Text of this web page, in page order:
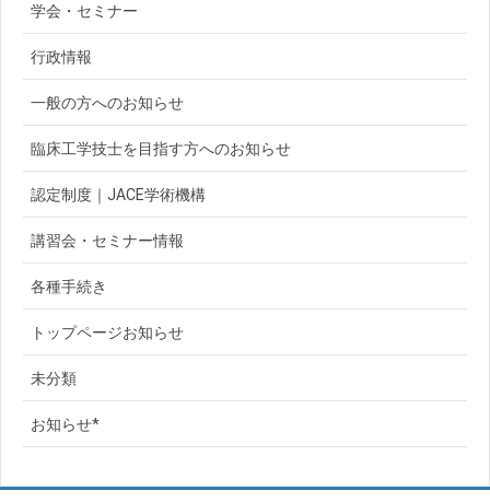
学会・セミナー
行政情報
一般の方へのお知らせ
臨床工学技士を目指す方へのお知らせ
認定制度｜JACE学術機構
講習会・セミナー情報
各種手続き
トップページお知らせ
未分類
お知らせ*